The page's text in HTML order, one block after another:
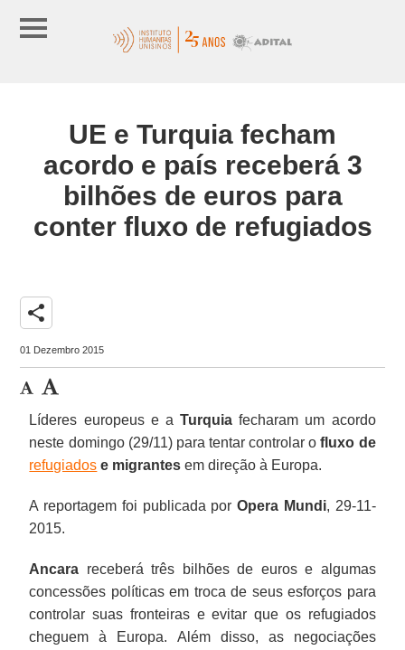
UE e Turquia fecham
acordo e país receberá 3
bilhões de euros para
conter fluxo de refugiados
share
01 Dezembro 2015
Líderes europeus e aTurquia fecharam um acordo
neste domingo (29/11) para tentar controlar ofluxo de
refugiados e migrantes em direção à Europa.
A reportagem foi publicada porOpera Mundi, 29-11-
2015.
Ancara receberá três bilhões de euros e algumas
concessões políticas em troca de seus esforços para
controlar suas fronteiras e evitar que os refugiados
cheguem à Europa. Além disso, as negociações